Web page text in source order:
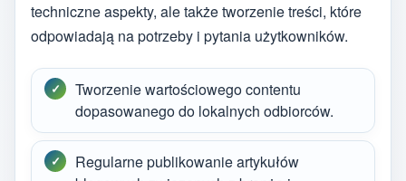
techniczne aspekty, ale także tworzenie treści, które
odpowiadają na potrzeby i pytania użytkowników.
Tworzenie wartościowego contentu
dopasowanego do lokalnych odbiorców.
Regularne publikowanie artykułów